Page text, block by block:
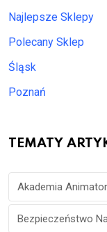
Najlepsze Sklepy
Polecany Sklep
Śląsk
Poznań
TEMATY
Akademia
Bezpieczeństwo